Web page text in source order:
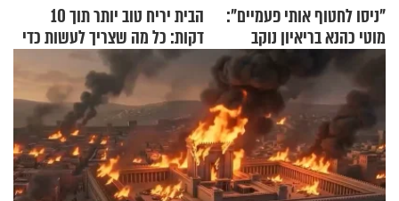
"ניסו לחטוף אותי פעמיים":
מוטי כהנא בריאיון נוקב
הבית יריח טוב יותר תוך 10
דקות: כל מה שצריך לעשות כדי
לרענן את הבית